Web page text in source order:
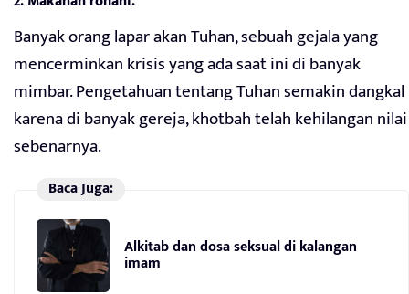
Banyak orang lapar akan Tuhan, sebuah gejala yang
mencerminkan krisis yang ada saat ini di banyak
mimbar. Pengetahuan tentang Tuhan semakin dangkal
karena di banyak gereja, khotbah telah kehilangan nilai
sebenarnya.
Baca Juga:
Alkitab dan dosa seksual di kalangan
imam